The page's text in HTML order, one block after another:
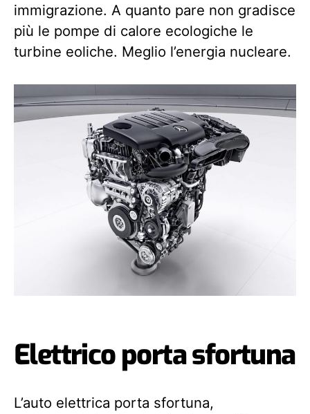
immigrazione. A quanto pare non gradisce
più le pompe di calore ecologiche le
turbine eoliche. Meglio l’energia nucleare.
Elettrico porta sfortuna
L’auto elettrica porta sfortuna,